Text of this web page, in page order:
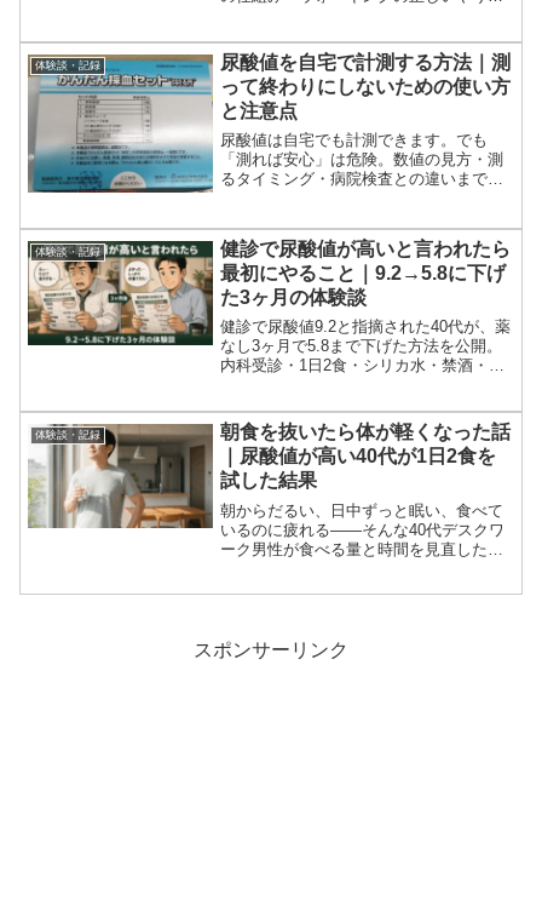
合わせを解説。
体験談・記録
尿酸値を自宅で計測する方法｜測
って終わりにしないための使い方
と注意点
尿酸値は自宅でも計測できます。でも
「測れば安心」は危険。数値の見方・測
るタイミング・病院検査との違いまで、
体験談・記録
健診で尿酸値が高いと言われたら
最初にやること｜9.2→5.8に下げ
た3ヶ月の体験談
健診で尿酸値9.2と指摘された40代が、薬
なし3ヶ月で5.8まで下げた方法を公開。
内科受診・1日2食・シリカ水・禁酒・ユ
に解説します。
体験談・記録
朝食を抜いたら体が軽くなった話
｜尿酸値が高い40代が1日2食を
試した結果
朝からだるい、日中ずっと眠い、食べて
いるのに疲れる——そんな40代デスクワ
ーク男性が食べる量と時間を見直した体
整理します。
スポンサーリンク